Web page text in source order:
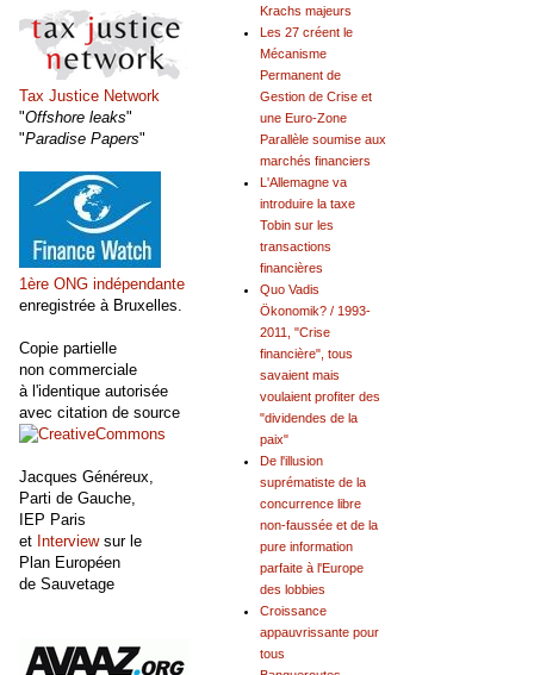
Krachs majeurs
Les 27 créent le
Mécanisme
Permanent de
Gestion de Crise et
une Euro-Zone
Parallèle soumise aux
marchés financiers
L'Allemagne va
introduire la taxe
Tobin sur les
transactions
financières
Quo Vadis
Ökonomik? / 1993-
2011, "Crise
financière", tous
savaient mais
voulaient profiter des
"dividendes de la
paix"
De l'illusion
suprématiste de la
concurrence libre
non-faussée et de la
pure information
parfaite à l'Europe
des lobbies
Croissance
appauvrissante pour
tous
Tax Justice Network
"Offshore leaks"
"Paradise Papers"
1ère ONG indépendante
enregistrée à Bruxelles.
Copie partielle
non commerciale
à l'identique autorisée
avec citation de source
Jacques Généreux,
Parti de Gauche,
IEP Paris
et Interviewsur le
Plan Européen
de Sauvetage